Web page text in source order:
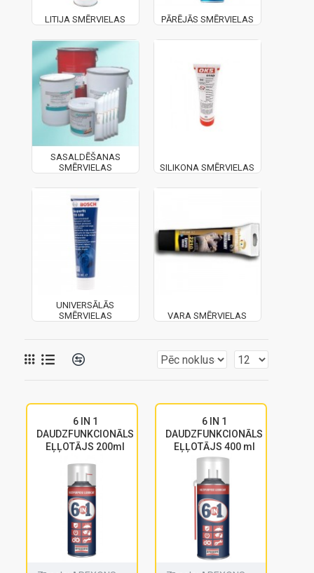
LITIJA SMĒRVIELAS PĀRĒJĀS SMĒRVIELAS
SASALDĒŠANAS
SMĒRVIELAS
SILIKONA SMĒRVIELAS
UNIVERSĀLĀS
SMĒRVIELAS
VARA SMĒRVIELAS
6 IN 1
DAUDZFUNKCIONĀLS
EĻĻOTĀJS 200ml
6 IN 1
DAUDZFUNKCIONĀLS
EĻĻOTĀJS 400 ml